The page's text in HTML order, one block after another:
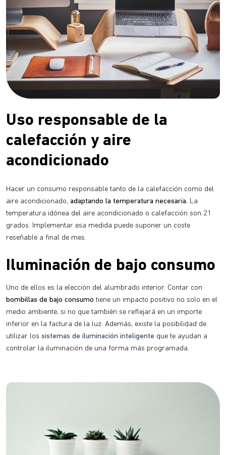
Uso responsable de la
calefacción y aire
acondicionado
Hacer un consumo responsable tanto de la calefacción como del
aire acondicionado, adaptando la temperatura necesaria. La
temperatura idónea del aire acondicionado o calefacción son 21
grados. Implementar esa medida puede suponer un coste
reseñable a final de mes.
Iluminación de bajo consumo
Uno de ellos es la elección del alumbrado interior. Contar con
bombillas de bajo consumo tiene un impacto positivo no solo en el
medio ambiente, si no que también se reflejará en un importe
inferior en la factura de la luz. Además, existe la posibilidad de
utilizar los sistemas de iluminación inteligente que te ayudan a
controlar la iluminación de una forma más programada.